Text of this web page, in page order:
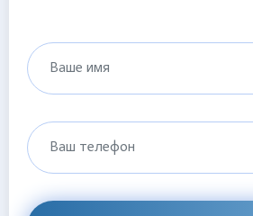
Ваше имя
Ваш телефон